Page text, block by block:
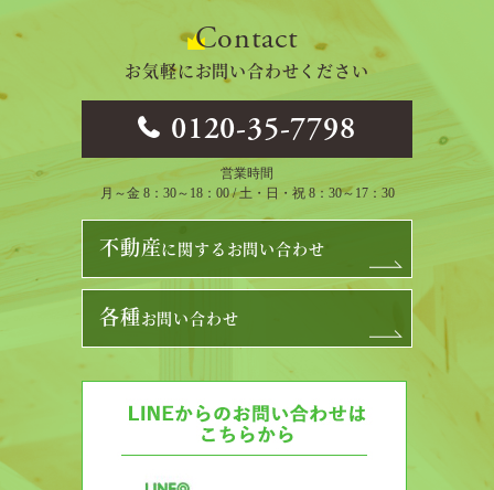
Contact
お気軽にお問い合わせください
0120-35-7798
営業時間
月～金 8：30～18：00 / 土・日・祝 8：30～17：30
不動産に関するお問い合わせ
各種お問い合わせ